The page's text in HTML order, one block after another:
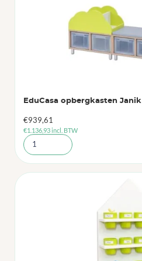
EduCasa opbergkasten Janik
€939,61
€1.136,93incl. BTW